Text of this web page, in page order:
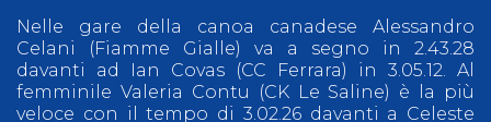
Nelle gare della canoa canadese Alessandro
Celani (Fiamme Gialle) va a segno in 2.43.28
davanti ad Ian Covas (CC Ferrara) in 3.05.12. Al
femminile Valeria Contu (CK Le Saline) è la più
veloce con il tempo di 3.02.26 davanti a Celeste